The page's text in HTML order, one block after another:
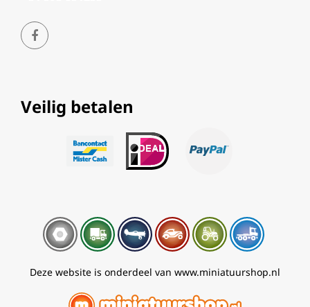
Veilig betalen
Deze website is onderdeel van www.miniatuurshop.nl